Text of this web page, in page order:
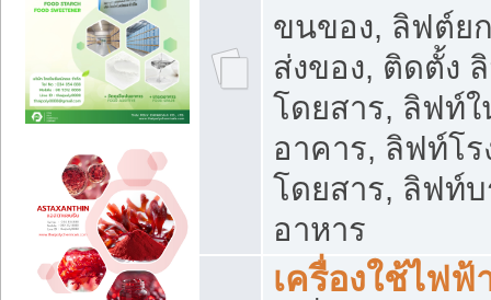
ขนของ, ลิฟต์ย
ส่งของ, ติดตั้ง
โดยสาร, ลิฟท์
อาคาร, ลิฟท์โ
โดยสาร, ลิฟท์
อาหาร
เครื่องใช้ไฟฟ้